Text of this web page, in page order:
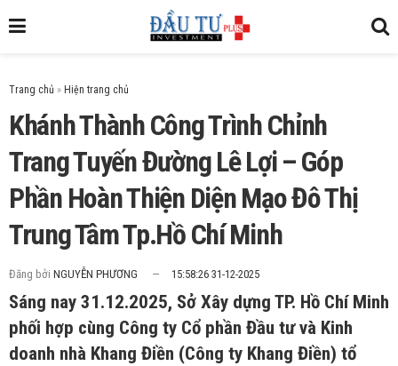
Trang chủ »
Khánh Thành Công Trình Chỉnh
Trang Tuyến Đường Lê Lợi – Góp
Phần Hoàn Thiện Diện Mạo Đô Thị
Trung Tâm Tp.Hồ Chí Minh
Đăng bởi NGUYỄN PHƯƠNG 15:58:26 31-12-2025
Sáng nay 31.12.2025, Sở Xây dựng TP. Hồ Chí Minh
phối hợp cùng Công ty Cổ phần Đầu tư và Kinh
doanh nhà Khang Điền (Công ty Khang Điền) tổ